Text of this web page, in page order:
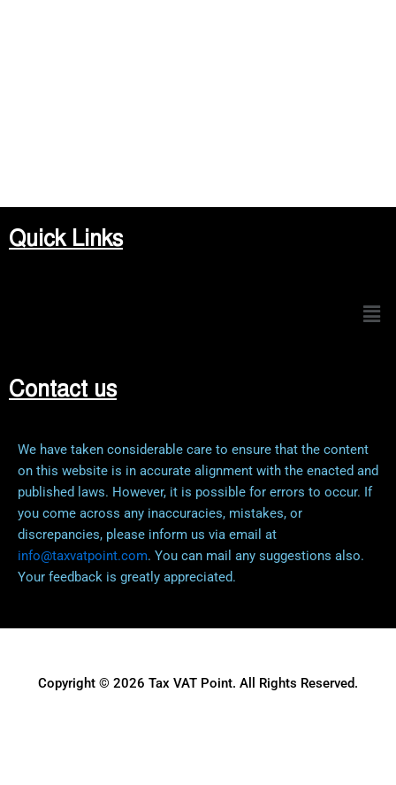
Quick Links
Contact us
We have taken considerable care to ensure that the content
on this website is in accurate alignment with the enacted and
published laws. However, it is possible for errors to occur. If
you come across any inaccuracies, mistakes, or
discrepancies, please inform us via email at
info@taxvatpoint.com. You can mail any suggestions also.
Your feedback is greatly appreciated.
Copyright © 2026 Tax VAT Point. All Rights Reserved.